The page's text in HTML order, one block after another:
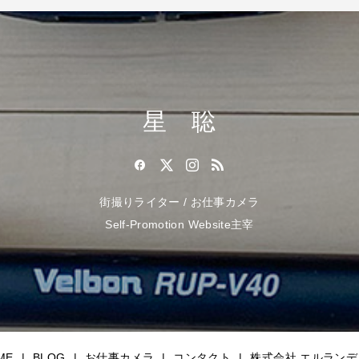
星 聡
街撮りライター / お仕事カメラ
Self-Promotion Website主宰